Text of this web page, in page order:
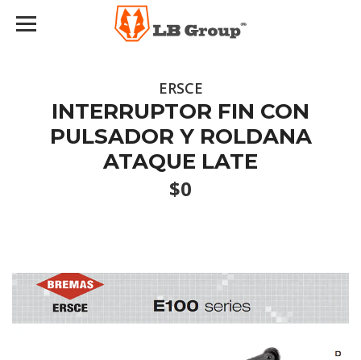
ERSCE
INTERRUPTOR FIN CON
PULSADOR Y ROLDANA
ATAQUE LATE
$0